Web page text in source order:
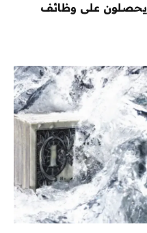
قدامى المحاربين في DOGE يحصلون على وظائف